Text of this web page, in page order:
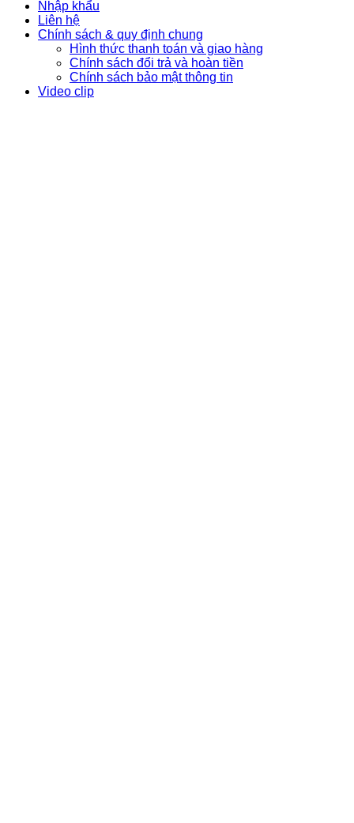
Nhập khẩu
Liên hệ
Chính sách & quy định chung
Hình thức thanh toán và giao hàng
Chính sách đổi trả và hoàn tiền
Chính sách bảo mật thông tin
Video clip